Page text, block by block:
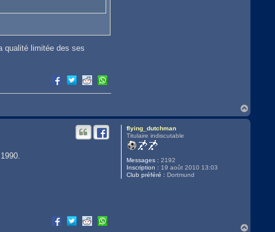
qualité limitée des ses
a
flying_dutchman
Titulaire indiscutable
Messages : 2192
Inscription : 19 août 2010 13:03
Club préféré : Dortmund